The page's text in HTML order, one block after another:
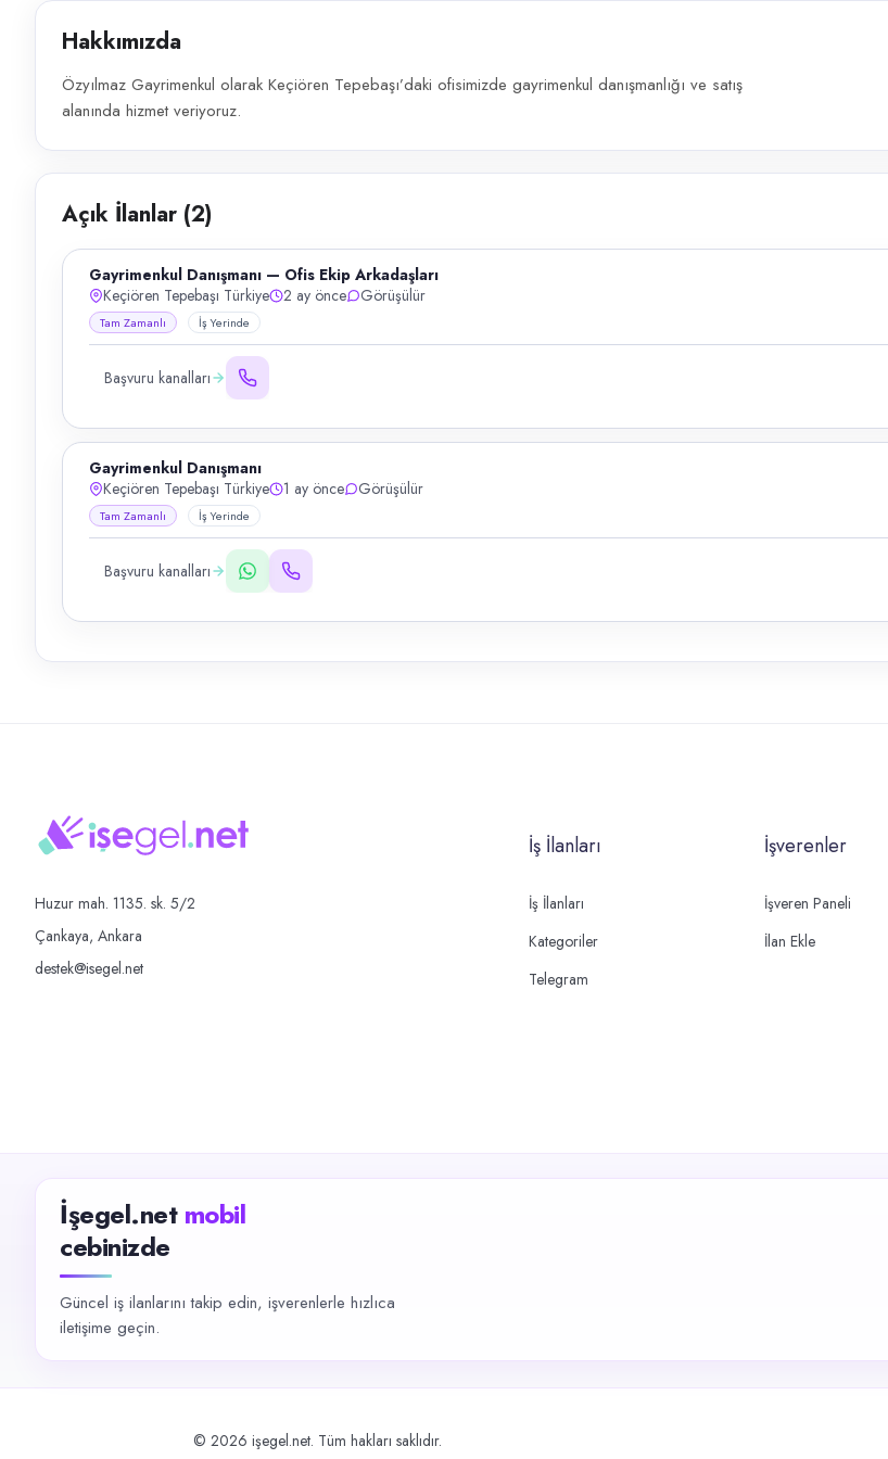
Hakkımızda
Özyılmaz Gayrimenkul olarak Keçiören Tepebaşı’daki ofisimizde gayrimenkul danışmanlığı ve satış
alanında hizmet veriyoruz.
Açık İlanlar (2)
Gayrimenkul Danışmanı — Ofis Ekip Arkadaşları
Keçiören Tepebaşı Türkiye
2 ay önce Görüşülür
Tam Zamanlı İş Yerinde
Başvuru kanalları
Gayrimenkul Danışmanı
Keçiören Tepebaşı Türkiye
1 ay önce Görüşülür
Tam Zamanlı İş Yerinde
Başvuru kanalları
Huzur mah. 1135. sk. 5/2
Çankaya, Ankara
destek@isegel.net
İş İlanları
İş İlanları
Kategoriler
Telegram
İşverenler
İşveren Paneli
İlan Ekle
İşegel.net mobil
cebinizde
Güncel iş ilanlarını takip edin, işverenlerle hızlıca
iletişime geçin.
© 2026 işegel.net. Tüm hakları saklıdır.